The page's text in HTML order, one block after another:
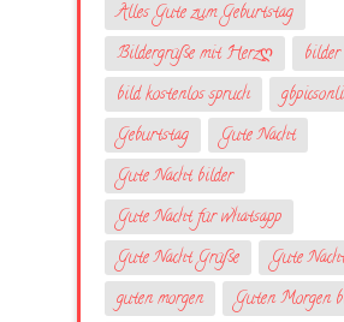
Alles Gute zum Geburtstag
Bildergrüße mit Herzღ
bild kostenlos spruch
Geburtstag
Gute Nacht
Gute Nacht bilder
Gute Nacht für whatsapp
Gute Nacht Grüße
Gute
guten morgen
Guten Morgen